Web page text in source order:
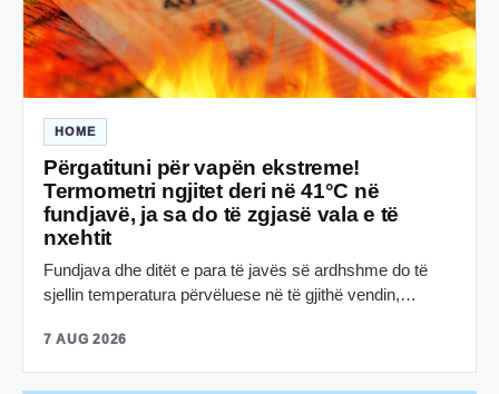
HOME
Përgatituni për vapën ekstreme!
Termometri ngjitet deri në 41°C në
fundjavë, ja sa do të zgjasë vala e të
nxehtit
Fundjava dhe ditët e para të javës së ardhshme do të
sjellin temperatura përvëluese në të gjithë vendin,…
7 AUG 2026